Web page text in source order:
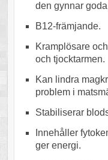
den gynnar
B12-främjande.
Kramplösare
och tjocktarmen.
Kan lindra
problem i
Stabiliserar
Innehåller
ger energi.